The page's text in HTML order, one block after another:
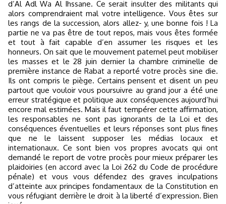
d’Al Adl Wa Al Ihssane. Ce serait insulter des militants qui
alors comprendraient mal votre intelligence. Vous êtes sur
les rangs de la succession, alors allez- y, une bonne fois ! La
partie ne va pas être de tout repos, mais vous êtes formée
et tout à fait capable d’en assumer les risques et les
honneurs. On sait que le mouvement paternel peut mobiliser
les masses et le 28 juin dernier la chambre criminelle de
première instance de Rabat a reporté votre procès sine die.
Ils ont compris le piège. Certains pensent et disent un peu
partout que vouloir vous poursuivre au grand jour a été une
erreur stratégique et politique aux conséquences aujourd’hui
encore mal estimées. Mais il faut tempérer cette affirmation,
les responsables ne sont pas ignorants de la Loi et des
conséquences éventuelles et leurs réponses sont plus fines
que ne le laissent supposer les médias locaux et
internationaux. Ce sont bien vos propres avocats qui ont
demandé le report de votre procès pour mieux préparer les
plaidoiries (en accord avec la Loi 262 du Code de procédure
pénale) et vous vous défendez des graves inculpations
d’atteinte aux principes fondamentaux de la Constitution en
vous réfugiant derrière le droit à la liberté d’expression. Bien